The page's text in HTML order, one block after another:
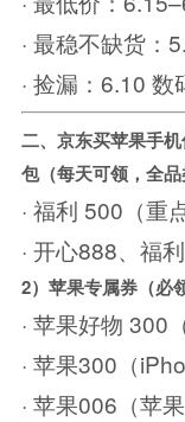
· 最稳不缺货：
· 捡漏：6.10 数
二、京东买苹果手机
包（每天可领，全品
· 福利 500（重
· 开心888、福
2）苹果专属券（必
· 苹果好物 300
· 苹果300（
· 苹果006（苹